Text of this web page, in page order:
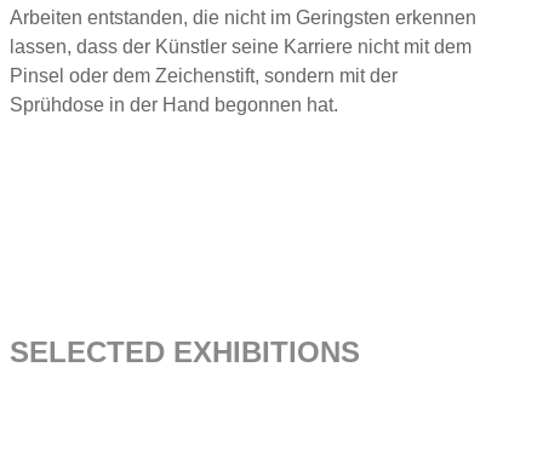
Arbeiten entstanden, die nicht im Geringsten erkennen
lassen, dass der Künstler seine Karriere nicht mit dem
Pinsel oder dem Zeichenstift, sondern mit der
Sprühdose in der Hand begonnen hat.
SELECTED EXHIBITIONS